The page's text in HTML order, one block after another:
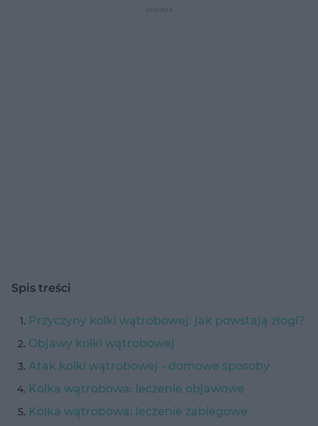
Spis treści
Przyczyny kolki wątrobowej: jak powstają złogi?
Objawy kolki wątrobowej
Atak kolki wątrobowej - domowe sposoby
Kolka wątrobowa: leczenie objawowe
Kolka wątrobowa: leczenie zabiegowe